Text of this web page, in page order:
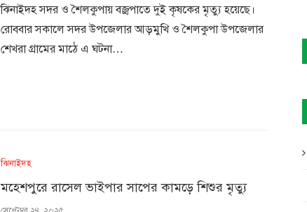
ঝিনাইদহ সদর ও শৈলকুপায় বজ্রপাতে দুই কৃষকের মৃত্যু হয়েছে।
রোববার সকালে সদর উপজেলার আড়মুখি ও শৈলকুপা উপজেলার
শেখরা গ্রামের মাঠে এ ঘটনা…
ঝিনাইদহ
মহেশপুরে রাসেল ভাইপার সাপের কামড়ে শিশুর মৃত্যু